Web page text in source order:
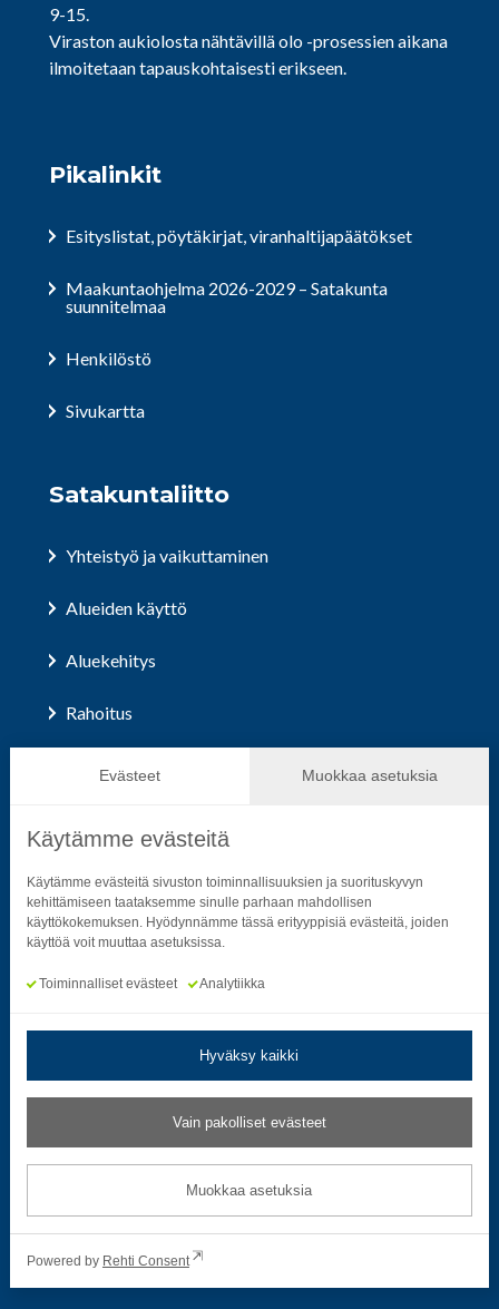
Evästeet Muokkaa asetuksia
Käytämme evästeitä
Käytämme evästeitä sivuston toiminnallisuuksien ja suorituskyvyn
kehittämiseen taataksemme sinulle parhaan mahdollisen
käyttökokemuksen. Hyödynnämme tässä erityyppisiä evästeitä, joiden
käyttöä voit muuttaa asetuksissa.
Toiminnalliset evästeet Analytiikka
Hyväksy kaikki
Vain pakolliset evästeet
Muokkaa asetuksia
Powered by Rehti Consent
9-15.
Viraston aukiolosta nähtävillä olo -prosessien aikana
ilmoitetaan tapauskohtaisesti erikseen.
Pikalinkit
Esityslistat, pöytäkirjat, viranhaltijapäätökset
Maakuntaohjelma 2026-2029 – Satakunta
suunnitelmaa
Henkilöstö
Sivukartta
Satakuntaliitto
Yhteistyö ja vaikuttaminen
Alueiden käyttö
Aluekehitys
Rahoitus
Hallinto ja päätöksenteko
Seuraa sosiaalisessa mediassa
Neliön mallinen ikoni, joka kuvastaa f-kirjainta.
Neliön mallinen ikoni, joka kuvastaa f-kirjainta.
Neliön mallinen ikoni, joka kuvastaa
Neliön mallinen ikoni, jonka
Neliön mallinen ikoni,
Neliön mallinen
Tietosuoja- ja rekisteriselosteet|
Saavutettavuusseloste